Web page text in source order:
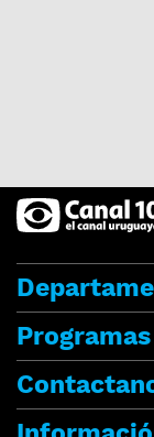
Programas